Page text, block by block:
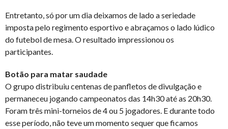
Entretanto, só por um dia deixamos de lado a seriedade
imposta pelo regimento esportivo e abraçamos o lado lúdico
do futebol de mesa. O resultado impressionou os
participantes.
Botão para matar saudade
O grupo distribuiu centenas de panfletos de divulgação e
permaneceu jogando campeonatos das 14h30 até as 20h30.
Foram três mini-torneios de 4 ou 5 jogadores. E durante todo
esse período, não teve um momento sequer que ficamos